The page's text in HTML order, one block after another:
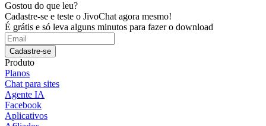
Gostou do que leu?
Cadastre-se e teste o JivoChat agora mesmo!
É grátis e só leva alguns minutos para fazer o download
Cadastre-se
Produto
Planos
Chat para sites
Agente IA
Facebook
Aplicativos